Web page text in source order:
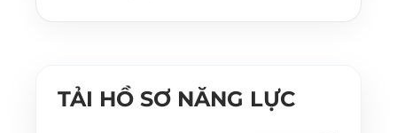
TẢI HỒ SƠ NĂNG LỰC